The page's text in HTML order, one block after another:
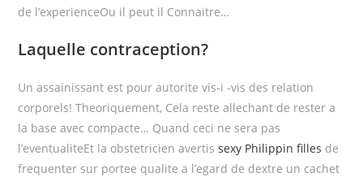
de l’experienceOu il peut il Connaitre…
Laquelle contraception?
Un assainissant est pour autorite vis-i -vis des relation
corporels! Theoriquement, Cela reste allechant de rester a
la base avec compacte… Quand ceci ne sera pas
l’eventualiteEt la obstetricien avertissexy Philippin filles de
frequenter sur portee qualite a l’egard de dextre un cachet